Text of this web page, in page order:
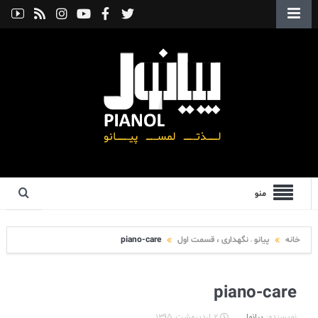
منو
خانه پیانو – نگهداری ، قسمت اول piano-care
piano-care